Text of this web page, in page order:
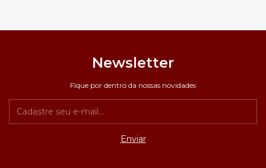
Newsletter
Fique por dentro da nossas novidades